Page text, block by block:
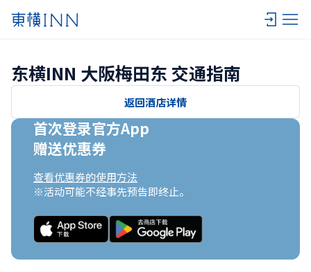
东横INN 大阪梅田东 交通指南
返回酒店详情
首次登录官方App
赠送优惠券
查看优惠券的使用方法
※活动可能不经事先预告即终止。